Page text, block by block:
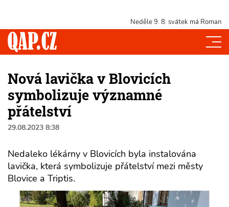
Neděle 9. 8. svátek má Roman
Nová lavička v Blovicích
symbolizuje významné
přátelství
29.08.2023 8:38
Nedaleko lékárny v Blovicích byla instalována
lavička, která symbolizuje přátelství mezi městy
Blovice a Triptis.